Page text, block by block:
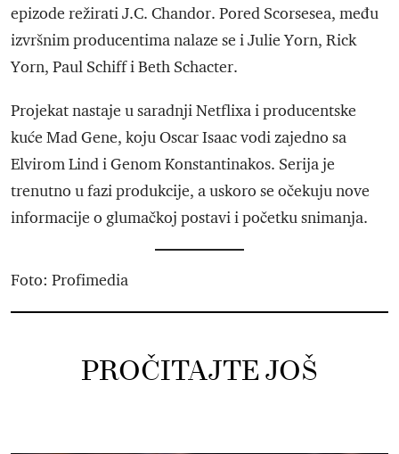
epizode režirati J.C. Chandor. Pored Scorsesea, među
izvršnim producentima nalaze se i Julie Yorn, Rick
Yorn, Paul Schiff i Beth Schacter.
Projekat nastaje u saradnji Netflixa i producentske
kuće Mad Gene, koju Oscar Isaac vodi zajedno sa
Elvirom Lind i Genom Konstantinakos. Serija je
trenutno u fazi produkcije, a uskoro se očekuju nove
informacije o glumačkoj postavi i početku snimanja.
Foto: Profimedia
PROČITAJTE JOŠ